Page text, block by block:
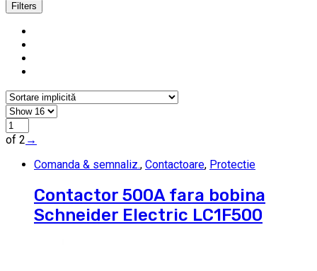
Filters
of 2 →
Comanda & semnaliz., Contactoare, Protectie
Contactor 500A fara bobina
Schneider Electric LC1F500